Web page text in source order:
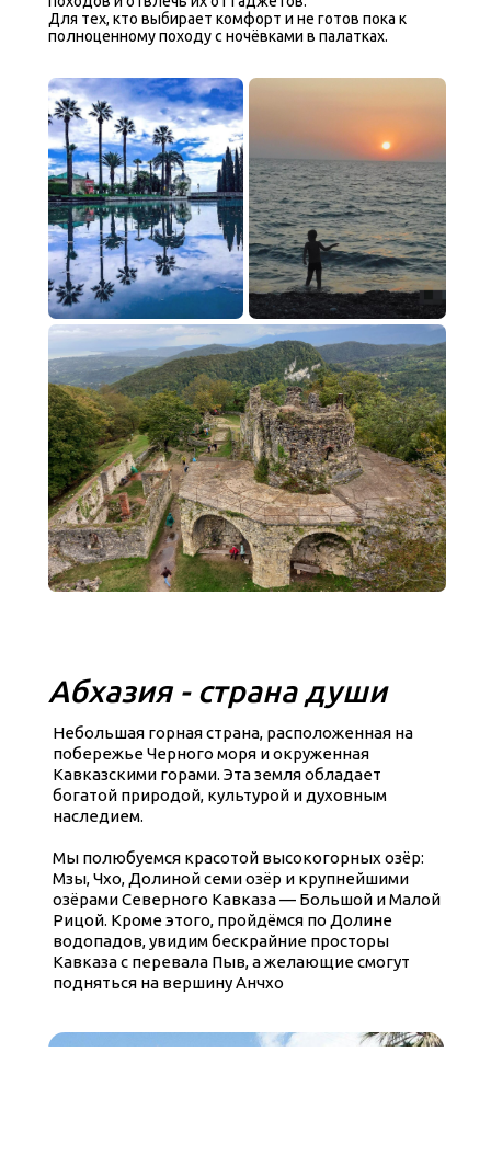
Для тех, кто выбирает комфорт и не готов пока к
полноценному походу с ночёвками в палатках.
Абхазия - страна души
Небольшая горная страна, расположенная на
побережье Черного моря и окруженная
Кавказскими горами. Эта земля обладает
богатой природой, культурой и духовным
наследием.
Мы полюбуемся красотой высокогорных озёр:
Мзы, Чхо, Долиной семи озёр и крупнейшими
озёрами Северного Кавказа — Большой и Малой
Рицой. Кроме этого, пройдёмся по Долине
водопадов, увидим бескрайние просторы
Кавказа с перевала Пыв, а желающие смогут
подняться на вершину Анчхо
Программа
путешествия